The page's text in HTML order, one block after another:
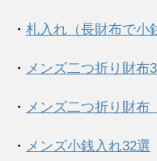
・ 札入れ（長財布で小
・ メンズ二つ折り財布
・ メンズ二つ折り財布
・ メンズ小銭入れ32選